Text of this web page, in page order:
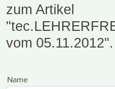
zum Artikel
vom 05.11.2012".
Name